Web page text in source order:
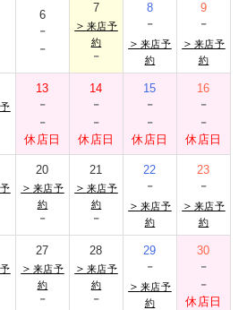
6
-
-
7
＞ 来店予
約
-
8
-
＞ 来店予
約
9
-
＞ 来店予
約
13
-
-
休店日
14
-
-
休店日
15
-
-
休店日
16
-
-
休店日
20
＞ 来店予
約
-
21
＞ 来店予
約
-
22
-
＞ 来店予
約
23
-
＞ 来店予
約
27
＞ 来店予
約
-
28
＞ 来店予
約
-
29
-
＞ 来店予
約
30
-
-
休店日